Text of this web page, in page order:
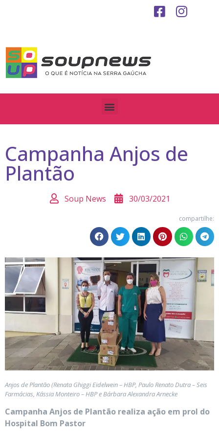
Campanha Anjos de
Plantão
Soup News 30/03/2021
compartilhe:
Anjos de Plantão (Renata Ghiggi Eidelwein – HBP, Paulo Renato Dutra – Seis
Farmácias, Kássia Monteiro – HBP e Bárbara Alexandra Arnecke
Campanha Anjos de Plantão realiza ação em prol do
Hospital Bom Pastor